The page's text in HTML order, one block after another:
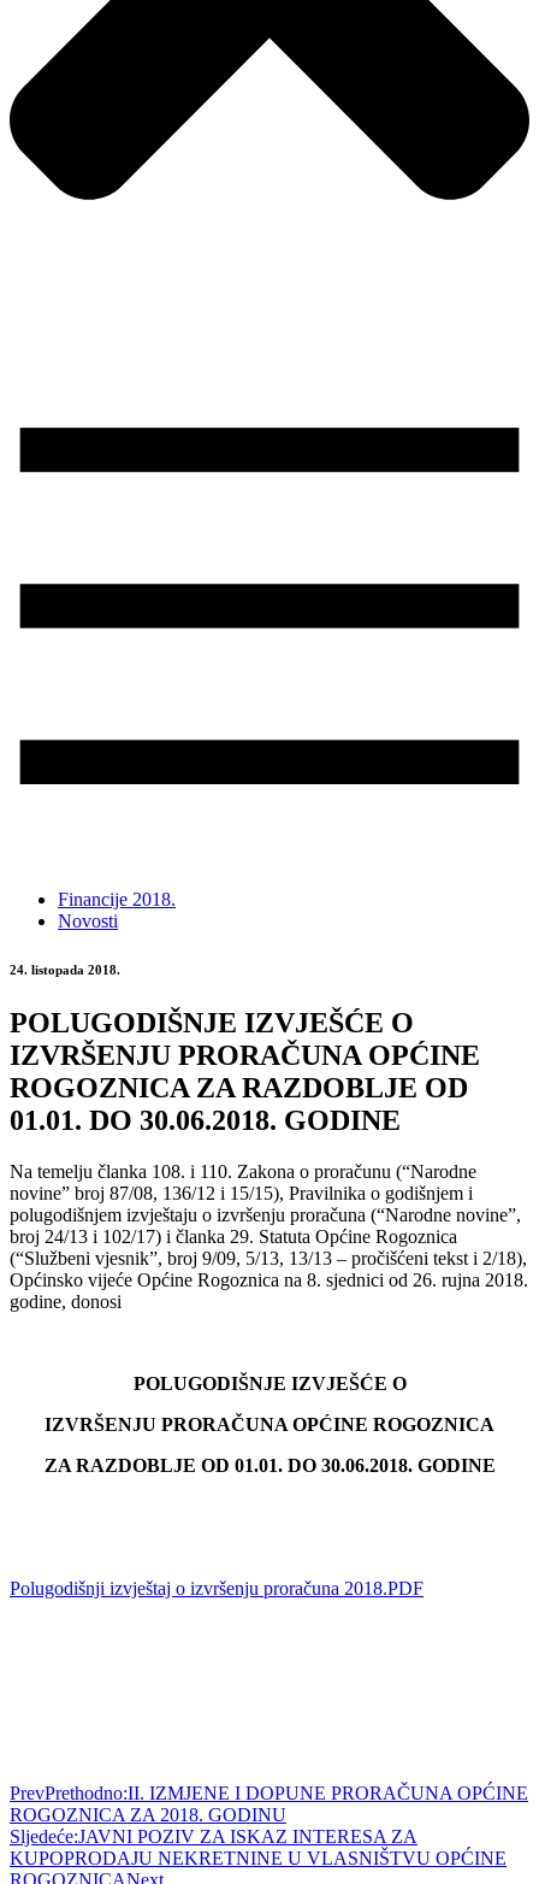
Financije 2018.
Novosti
24. listopada 2018.
POLUGODIŠNJE IZVJEŠĆE O
IZVRŠENJU PRORAČUNA OPĆINE
ROGOZNICA ZA RAZDOBLJE OD
01.01. DO 30.06.2018. GODINE
Na temelju članka 108. i 110. Zakona o proračunu (“Narodne
novine” broj 87/08, 136/12 i 15/15), Pravilnika o godišnjem i
polugodišnjem izvještaju o izvršenju proračuna (“Narodne novine”,
broj 24/13 i 102/17) i članka 29. Statuta Općine Rogoznica
(“Službeni vjesnik”, broj 9/09, 5/13, 13/13 – pročišćeni tekst i 2/18),
Općinsko vijeće Općine Rogoznica na 8. sjednici od 26. rujna 2018.
godine, donosi
POLUGODIŠNJE IZVJEŠĆE O
IZVRŠENJU PRORAČUNA OPĆINE ROGOZNICA
ZA RAZDOBLJE OD 01.01. DO 30.06.2018. GODINE
Polugodišnji izvještaj o izvršenju proračuna 2018.PDF
PrevPrethodno:II. IZMJENE I DOPUNE PRORAČUNA OPĆINE
ROGOZNICA ZA 2018. GODINU
Sljedeće:JAVNI POZIV ZA ISKAZ INTERESA ZA
KUPOPRODAJU NEKRETNINE U VLASNIŠTVU OPĆINE
ROGOZNICANext